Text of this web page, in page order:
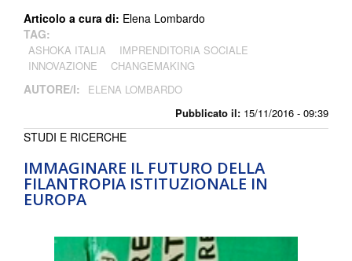
Pubblicato il: 15/11/2016 - 09:39
Articolo a cura di: Elena Lombardo
TAG:
ASHOKA ITALIA
IMPRENDITORIA SOCIALE
INNOVAZIONE
CHANGEMAKING
AUTORE/I: ELENA LOMBARDO
IMMAGINARE IL FUTURO DELLA
FILANTROPIA ISTITUZIONALE IN
EUROPA
STUDI E RICERCHE